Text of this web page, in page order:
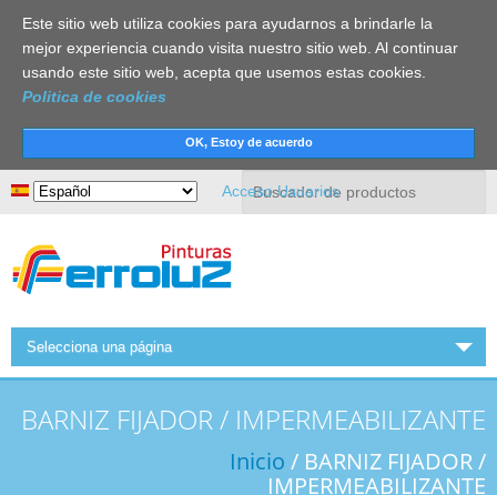
Este sitio web utiliza cookies para ayudarnos a brindarle la
mejor experiencia cuando visita nuestro sitio web. Al continuar
usando este sitio web, acepta que usemos estas cookies.
Politica de cookies
Buscar
Acceso Usuarios
Selecciona una página
BARNIZ FIJADOR / IMPERMEABILIZANTE
Inicio / BARNIZ FIJADOR /
IMPERMEABILIZANTE